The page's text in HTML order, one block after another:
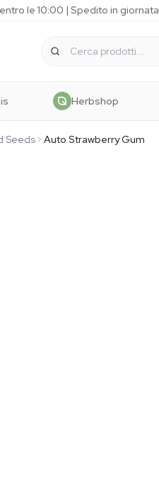
le 10:00 | Spedito in giornata
Herbshop
Seeds Auto Strawberry Gum